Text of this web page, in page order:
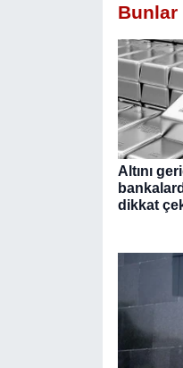
Altını
dikkat